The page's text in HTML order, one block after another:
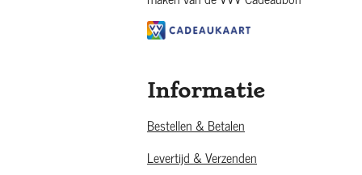
Informatie
Bestellen & Betalen
Levertijd & Verzenden